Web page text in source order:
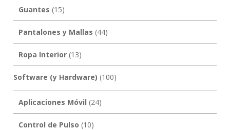
Guantes (15)
Pantalones y Mallas (44)
Ropa Interior(13)
Software (y Hardware) (100)
Aplicaciones Móvil (24)
Control de Pulso (10)